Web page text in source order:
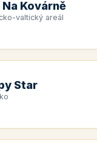
Kovárně
valtický areál
Star